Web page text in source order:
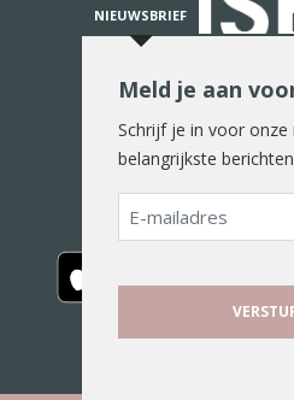
De reiswereld in
NIEUWSBRIEF
Meld je aan
Schrijf je in voor
belangrijkste
E-
mailadres